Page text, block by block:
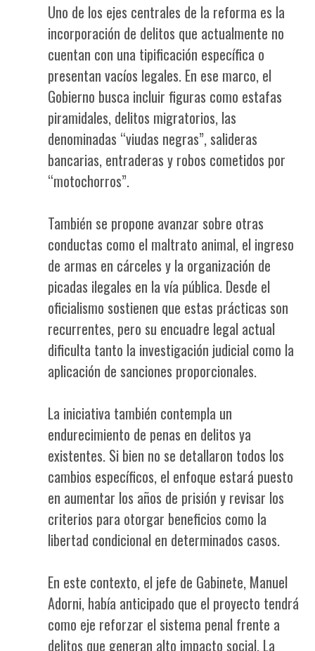
Uno de los ejes centrales de la reforma es la
incorporación de delitos que actualmente no
cuentan con una tipificación específica o
presentan vacíos legales. En ese marco, el
Gobierno busca incluir figuras como estafas
piramidales, delitos migratorios, las
denominadas “viudas negras”, salideras
bancarias, entraderas y robos cometidos por
“motochorros”.
También se propone avanzar sobre otras
conductas como el maltrato animal, el ingreso
de armas en cárceles y la organización de
picadas ilegales en la vía pública. Desde el
oficialismo sostienen que estas prácticas son
recurrentes, pero su encuadre legal actual
dificulta tanto la investigación judicial como la
aplicación de sanciones proporcionales.
La iniciativa también contempla un
endurecimiento de penas en delitos ya
existentes. Si bien no se detallaron todos los
cambios específicos, el enfoque estará puesto
en aumentar los años de prisión y revisar los
criterios para otorgar beneficios como la
libertad condicional en determinados casos.
En este contexto, el jefe de Gabinete, Manuel
Adorni, había anticipado que el proyecto tendrá
como eje reforzar el sistema penal frente a
delitos que generan alto impacto social. La